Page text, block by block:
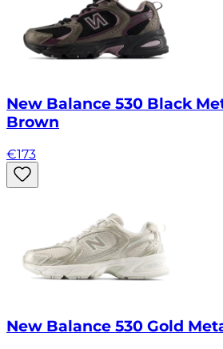
New Balance 530 Black
Brown
€173
New Balance 530 Gold